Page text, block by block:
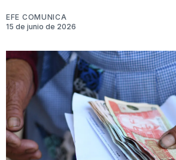
EFE COMUNICA
15 de junio de 2026